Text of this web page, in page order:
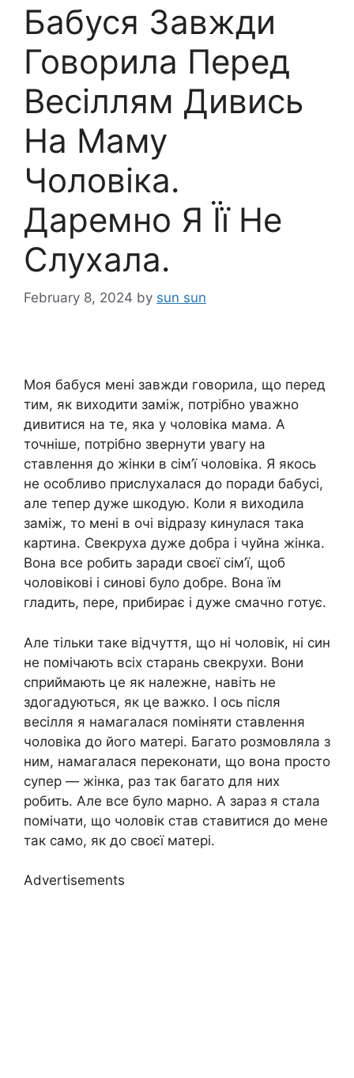
Бабуся Завжди
Говорила Перед
Весіллям Дивись
На Маму
Чоловіка.
Даремно Я Її Не
Слухала.
February 8, 2024 by sun sun
Моя бабуся мені завжди говорила, що перед
тим, як виходити заміж, потрібно уважно
дивитися на те, яка у чоловіка мама. А
точніше, потрібно звернути увагу на
ставлення до жінки в сім’ї чоловіка. Я якось
не особливо прислухалася до поради бабусі,
але тепер дуже шкодую. Коли я виходила
заміж, то мені в очі відразу кинулася така
картина. Свекруха дуже добра і чуйна жінка.
Вона все робить заради своєї сім’ї, щоб
чоловікові і синові було добре. Вона їм
гладить, пере, прибирає і дуже смачно готує.
Але тільки таке відчуття, що ні чоловік, ні син
не помічають всіх старань свекрухи. Вони
сприймають це як належне, навіть не
здогадуються, як це важко. І ось після
весілля я намагалася поміняти ставлення
чоловіка до його матері. Багато розмовляла з
ним, намагалася переконати, що вона просто
супер — жінка, раз так багато для них
робить. Але все було марно. А зараз я стала
помічати, що чоловік став ставитися до мене
так само, як до своєї матері.
Advertisements